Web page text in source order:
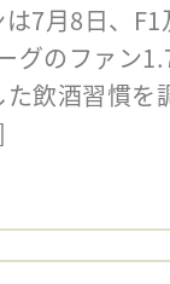
7月8日、
グのファン
飲酒習慣